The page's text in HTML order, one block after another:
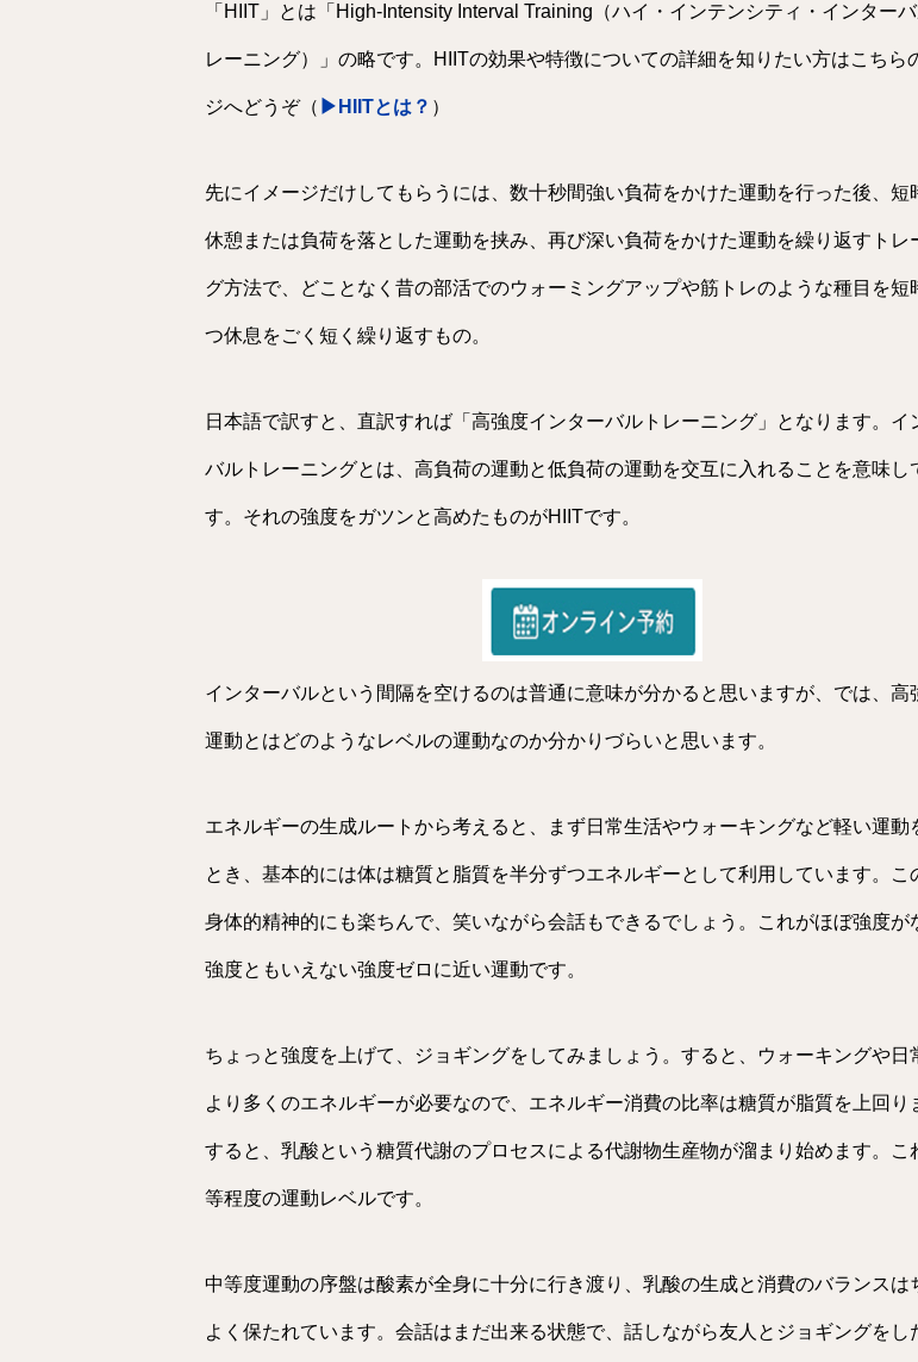
「HIIT」とは「High-Intensity Interval Training（ハイ・インテンシティ・インターバ
レーニング）」の略です。HIITの効果や特徴についての詳細を知りたい方はこちら
ジへどうぞ（ ▶HIITとは？ ）
先にイメージだけしてもらうには、数十秒間強い負荷をかけた運動を行った後、短
休憩または負荷を落とした運動を挟み、再び深い負荷をかけた運動を繰り返すトレ
グ方法で、どことなく昔の部活でのウォーミングアップや筋トレのような種目を短
つ休息をごく短く繰り返すもの。
日本語で訳すと、直訳すれば「高強度インターバルトレーニング」となります。イ
バルトレーニングとは、高負荷の運動と低負荷の運動を交互に入れることを意味し
す。それの強度をガツンと高めたものがHIITです。
インターバルという間隔を空けるのは普通に意味が分かると思いますが、では、高
運動とはどのようなレベルの運動なのか分かりづらいと思います。
エネルギーの生成ルートから考えると、まず日常生活やウォーキングなど軽い運動
とき、基本的には体は糖質と脂質を半分ずつエネルギーとして利用しています。こ
身体的精神的にも楽ちんで、笑いながら会話もできるでしょう。これがほぼ強度が
強度ともいえない強度ゼロに近い運動です。
ちょっと強度を上げて、ジョギングをしてみましょう。すると、ウォーキングや日
より多くのエネルギーが必要なので、エネルギー消費の比率は糖質が脂質を上回り
すると、乳酸という糖質代謝のプロセスによる代謝物生産物が溜まり始めます。こ
等程度の運動レベルです。
中等度運動の序盤は酸素が全身に十分に行き渡り、乳酸の生成と消費のバランスは
よく保たれています。会話はまだ出来る状態で、話しながら友人とジョギングをし